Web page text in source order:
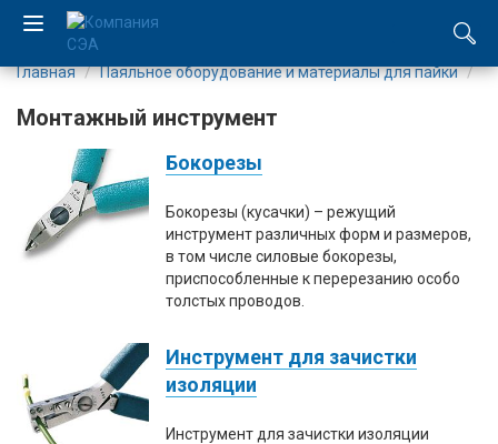
Компания
Производство
Услуги
Новости
Главная Паяльное оборудование и материалы для пайки
Монтажный инструмент
Бокорезы
Бокорезы (кусачки) – режущий
инструмент различных форм и размеров,
в том числе силовые бокорезы,
приспособленные к перерезанию особо
толстых проводов.
Инструмент для зачистки
изоляции
Инструмент для зачистки изоляции